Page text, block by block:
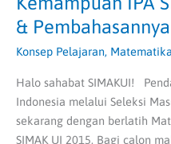
& Pembahasannya
Konsep Pelajaran, Matematika
Halo sahabat SIMAKUI!
Indonesia melalui Seleksi
sekarang dengan berlatih
SIMAK UI 2015. Bagi calon